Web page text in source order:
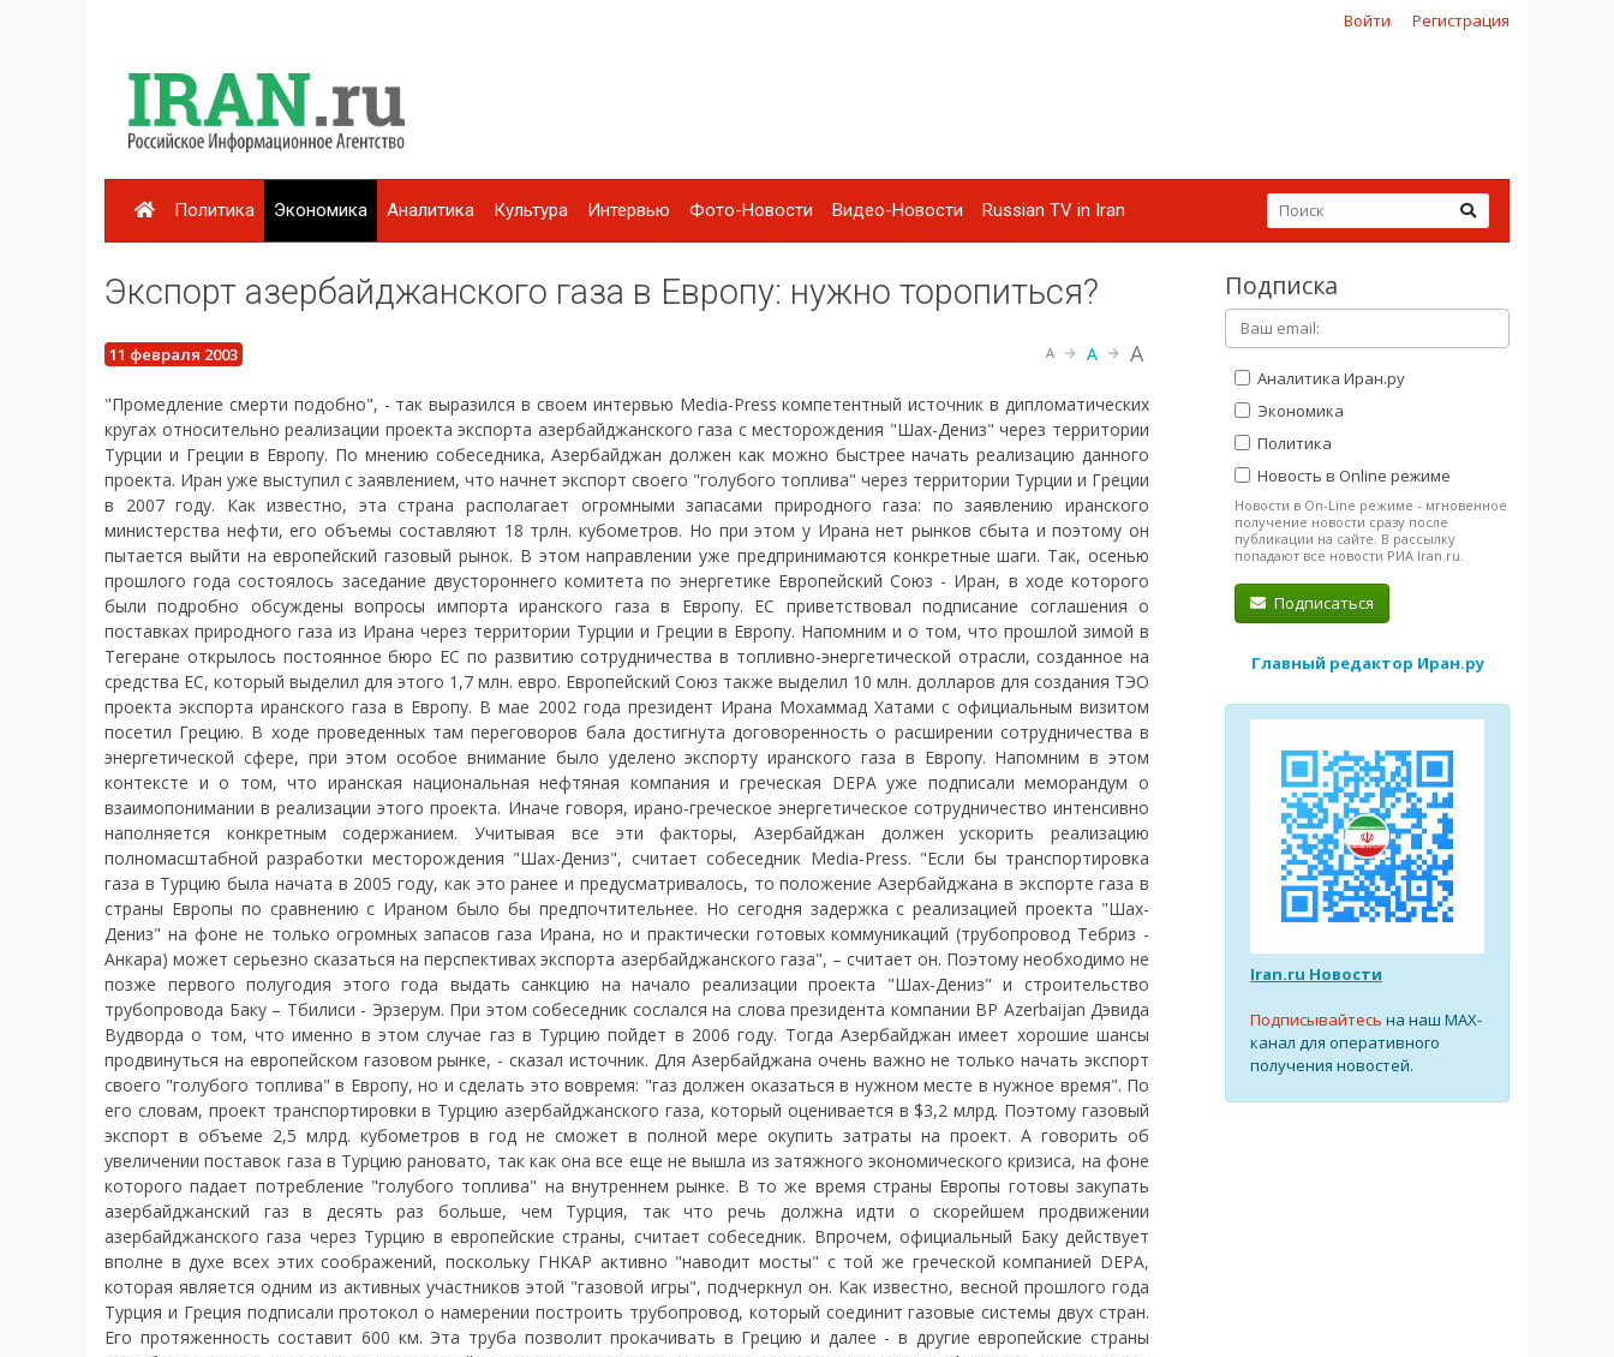
Войти Регистрация
Политика Экономика Аналитика Культура Интервью Фото-Новости Видео-Новости Russian TV in Iran
Экспорт азербайджанского газа в Европу: нужно торопиться?
11 февраля 2003 A A A
"Промедление смерти подобно", - так выразился в своем интервью Media-Press компетентный источник в дипломатических
кругах относительно реализации проекта экспорта азербайджанского газа с месторождения "Шах-Дениз" через территории
Турции и Греции в Европу. По мнению собеседника, Азербайджан должен как можно быстрее начать реализацию данного
проекта. Иран уже выступил с заявлением, что начнет экспорт своего "голубого топлива" через территории Турции и Греции
в 2007 году. Как известно, эта страна располагает огромными запасами природного газа: по заявлению иранского
министерства нефти, его объемы составляют 18 трлн. кубометров. Но при этом у Ирана нет рынков сбыта и поэтому он
пытается выйти на европейский газовый рынок. В этом направлении уже предпринимаются конкретные шаги. Так, осенью
прошлого года состоялось заседание двустороннего комитета по энергетике Европейский Союз - Иран, в ходе которого
были подробно обсуждены вопросы импорта иранского газа в Европу. ЕС приветствовал подписание соглашения о
поставках природного газа из Ирана через территории Турции и Греции в Европу. Напомним и о том, что прошлой зимой в
Тегеране открылось постоянное бюро ЕС по развитию сотрудничества в топливно-энергетической отрасли, созданное на
средства ЕС, который выделил для этого 1,7 млн. евро. Европейский Союз также выделил 10 млн. долларов для создания ТЭО
проекта экспорта иранского газа в Европу. В мае 2002 года президент Ирана Мохаммад Хатами с официальным визитом
посетил Грецию. В ходе проведенных там переговоров бала достигнута договоренность о расширении сотрудничества в
энергетической сфере, при этом особое внимание было уделено экспорту иранского газа в Европу. Напомним в этом
контексте и о том, что иранская национальная нефтяная компания и греческая DEPA уже подписали меморандум о
взаимопонимании в реализации этого проекта. Иначе говоря, ирано-греческое энергетическое сотрудничество интенсивно
наполняется конкретным содержанием. Учитывая все эти факторы, Азербайджан должен ускорить реализацию
полномасштабной разработки месторождения "Шах-Дениз", считает собеседник Media-Press. "Если бы транспортировка
газа в Турцию была начата в 2005 году, как это ранее и предусматривалось, то положение Азербайджана в экспорте газа в
страны Европы по сравнению с Ираном было бы предпочтительнее. Но сегодня задержка с реализацией проекта "Шах-
Дениз" на фоне не только огромных запасов газа Ирана, но и практически готовых коммуникаций (трубопровод Тебриз -
Анкара) может серьезно сказаться на перспективах экспорта азербайджанского газа", – считает он. Поэтому необходимо не
позже первого полугодия этого года выдать санкцию на начало реализации проекта "Шах-Дениз" и строительство
трубопровода Баку – Тбилиси - Эрзерум. При этом собеседник сослался на слова президента компании ВР Azerbaijan Дэвида
Вудворда о том, что именно в этом случае газ в Турцию пойдет в 2006 году. Тогда Азербайджан имеет хорошие шансы
продвинуться на европейском газовом рынке, - сказал источник. Для Азербайджана очень важно не только начать экспорт
своего "голубого топлива" в Европу, но и сделать это вовремя: "газ должен оказаться в нужном месте в нужное время". По
его словам, проект транспортировки в Турцию азербайджанского газа, который оценивается в $3,2 млрд. Поэтому газовый
экспорт в объеме 2,5 млрд. кубометров в год не сможет в полной мере окупить затраты на проект. А говорить об
увеличении поставок газа в Турцию рановато, так как она все еще не вышла из затяжного экономического кризиса, на фоне
которого падает потребление "голубого топлива" на внутреннем рынке. В то же время страны Европы готовы закупать
азербайджанский газ в десять раз больше, чем Турция, так что речь должна идти о скорейшем продвижении
азербайджанского газа через Турцию в европейские страны, считает собеседник. Впрочем, официальный Баку действует
вполне в духе всех этих соображений, поскольку ГНКАР активно "наводит мосты" с той же греческой компанией DEPA,
которая является одним из активных участников этой "газовой игры", подчеркнул он. Как известно, весной прошлого года
Турция и Греция подписали протокол о намерении построить трубопровод, который соединит газовые системы двух стран.
Его протяженность составит 600 км. Эта труба позволит прокачивать в Грецию и далее - в другие европейские страны
Подписка
Аналитика Иран.ру
Экономика
Политика
Новость в Online режиме
Новости в On-Line режиме - мгновенное
получение новости сразу после
публикации на сайте. В рассылку
попадают все новости РИА Iran.ru.
Подписаться
Главный редактор Иран.ру
Iran.ru Новости
Подписывайтесь на наш MAX-
канал для оперативного
получения новостей.